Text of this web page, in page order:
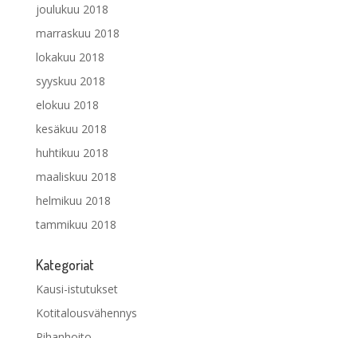
joulukuu 2018
marraskuu 2018
lokakuu 2018
syyskuu 2018
elokuu 2018
kesäkuu 2018
huhtikuu 2018
maaliskuu 2018
helmikuu 2018
tammikuu 2018
Kategoriat
Kausi-istutukset
Kotitalousvähennys